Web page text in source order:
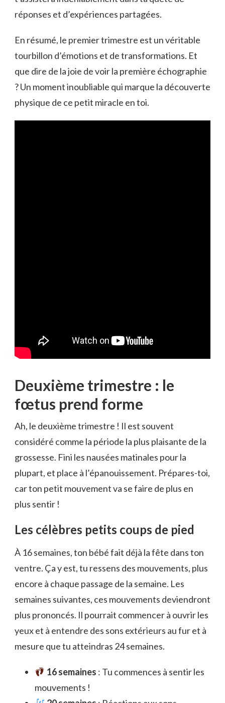
réponses et d’expériences partagées.
En résumé, le premier trimestre est un véritable
tourbillon d’émotions et de transformations. Et
que dire de la joie de voir la première échographie
? Un moment inoubliable qui marque la découverte
physique de ce petit miracle en toi.
Deuxième trimestre : le
fœtus prend forme
Ah, le deuxième trimestre ! Il est souvent
considéré comme la période la plus plaisante de la
grossesse. Fini les nausées matinales pour la
plupart, et place à l’épanouissement. Prépares-toi,
car ton petit mouvement va se faire de plus en
plus sentir !
Les célèbres petits coups de pied
À 16 semaines, ton bébé fait déjà la fête dans ton
ventre. Ça y est, tu ressens des mouvements, plus
encore à chaque passage de la semaine. Les
semaines suivantes, ces mouvements deviendront
plus prononcés. Il pourrait commencer à ouvrir les
yeux et à entendre des sons extérieurs au fur et à
mesure que tu atteindras 24 semaines.
16 semaines : Tu commences à sentir les
mouvements !